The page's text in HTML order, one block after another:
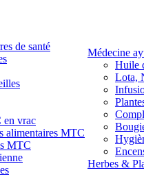
de santé
en vrac
alimentaires MTC
MTC
Médecine
Huile
Lota,
Herbes &